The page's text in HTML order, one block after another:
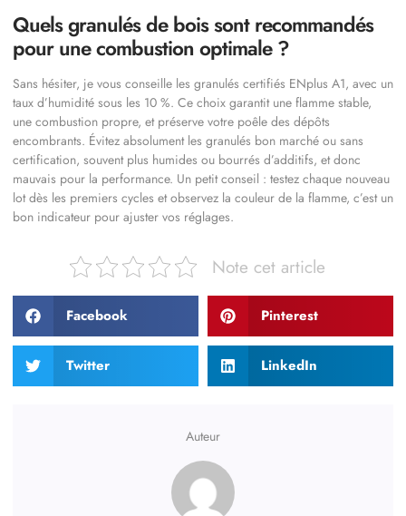
Quels granulés de bois sont recommandés
pour une combustion optimale ?
Sans hésiter, je vous conseille les granulés certifiés ENplus A1, avec un
taux d’humidité sous les 10 %. Ce choix garantit une flamme stable,
une combustion propre, et préserve votre poêle des dépôts
encombrants. Évitez absolument les granulés bon marché ou sans
certification, souvent plus humides ou bourrés d’additifs, et donc
mauvais pour la performance. Un petit conseil : testez chaque nouveau
lot dès les premiers cycles et observez la couleur de la flamme, c’est un
bon indicateur pour ajuster vos réglages.
Note cet article
Facebook Pinterest
Twitter LinkedIn
Auteur